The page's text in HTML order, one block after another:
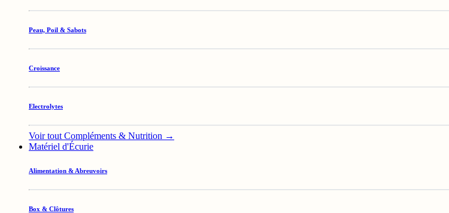
Peau, Poil & Sabots
Croissance
Electrolytes
Voir tout Compléments & Nutrition →
Matériel d'Écurie
Alimentation & Abreuvoirs
Box & Clôtures